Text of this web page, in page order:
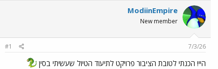
ח
ה
ו
ש
ס
ם
ת
ModiinEmpire
New member
7/3/26
#1
היי! הכנתי לטובת הציבור פרויקט לתיעוד הטיול שעשיתי בסין